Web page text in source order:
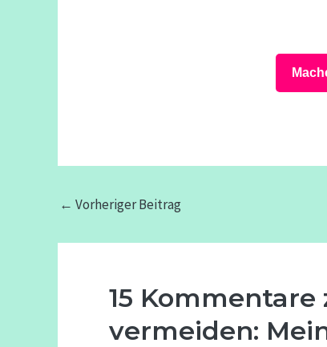
← Vorheriger Beitrag
15
vermeiden: